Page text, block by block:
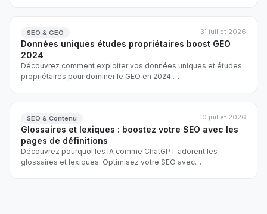
SEO & GEO 31 juillet 2026
Données uniques études propriétaires boost GEO
2024
Découvrez comment exploiter vos données uniques et études
propriétaires pour dominer le GEO en 2024.…
SEO & Contenu 10 juillet 2026
Glossaires et lexiques : boostez votre SEO avec les
pages de définitions
Découvrez pourquoi les IA comme ChatGPT adorent les
glossaires et lexiques. Optimisez votre SEO avec…